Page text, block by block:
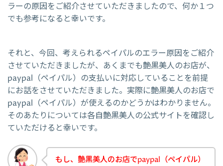
ラーの原因をご紹介させていただきましたので、何か１つ
でも参考になると幸いです。
それと、今回、考えられるペイパルのエラー原因をご紹介
させていただきましたが、あくまでも艶黒美人のお店が、
paypal（ペイパル）の支払いに対応していることを前提
にお話をさせていただきました。実際に艶黒美人のお店で
paypal（ペイパル）が使えるのかどうかはわかりません。
そのあたりについては各自艶黒美人の公式サイトを確認し
ていただけると幸いです。
もし、艶黒美人のお店でpaypal（ペイパル）